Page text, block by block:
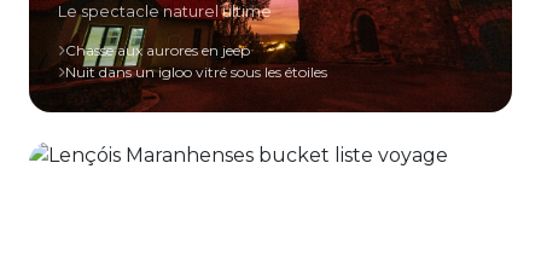
Le spectacle naturel ultime
Chasse aux aurores en jeep
Nuit dans un igloo vitré sous les étoiles